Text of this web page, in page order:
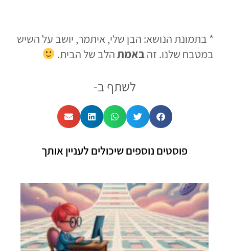
* בתמונת הנושא: הבן שלי, איתמר, יושב על השיש
במטבח שלנו. זהבאמתהלב של הבית.
לשתף ב-
פוסטים נוספים שיכולים לעניין אותך